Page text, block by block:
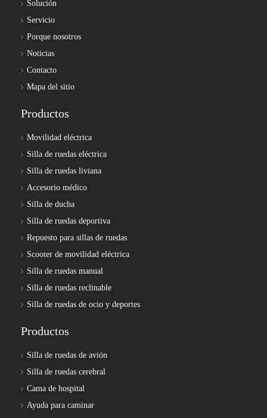
Solución
Servicio
Porque nosotros
Noticias
Contacto
Mapa del sitio
Productos
Movilidad eléctrica
Silla de ruedas eléctrica
Silla de ruedas liviana
Accesorio médico
Silla de ducha
Silla de ruedas deportiva
Repuesto para sillas de ruedas
Scooter de movilidad eléctrica
Silla de ruedas manual
Silla de ruedas reclinable
Silla de ruedas de ocio y deportes
Productos
Silla de ruedas de avión
Silla de ruedas cerebral
Cama de hospital
Ayuda para caminar